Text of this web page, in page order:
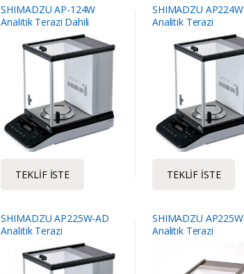
SHIMADZU AP-124W
Analitik Terazi Dahili
Kalibrasyon 120 Gr / 0.1
TEKLIF İSTE
SHIMADZU AP224W
Analitik Terazi
TEKLIF İSTE
SHIMADZU AP225W-AD
Analitik Terazi
SHIMADZU AP225W
Analitik Terazi